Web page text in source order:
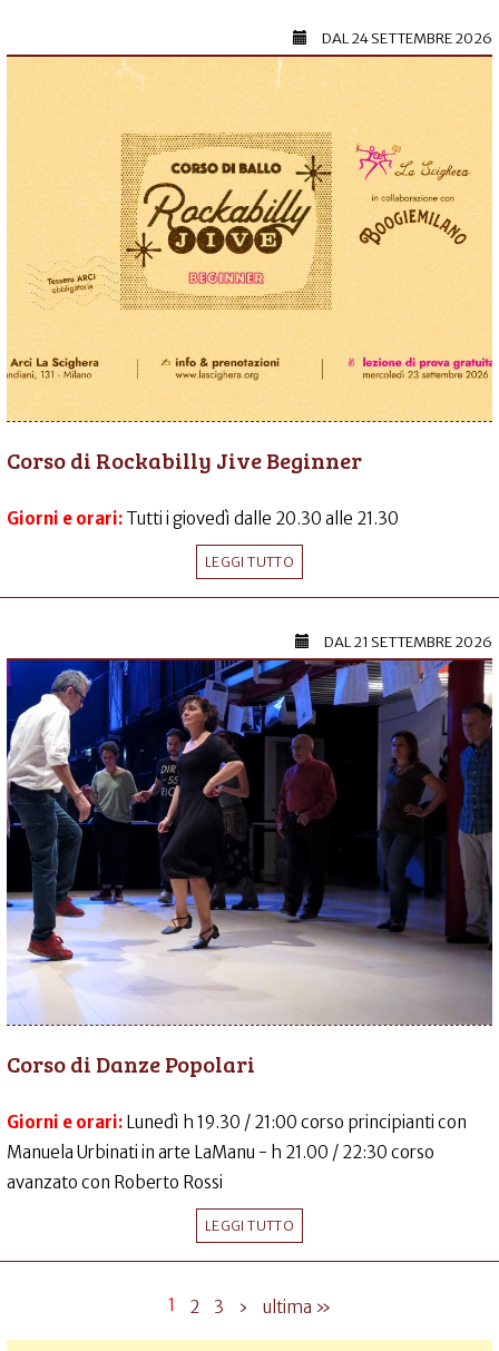
DAL24 SETTEMBRE 2026
Corso di Rockabilly Jive Beginner
Giorni e orari: Tutti i giovedì dalle 20.30 alle 21.30
LEGGI TUTTO
DAL21 SETTEMBRE 2026
Corso di Danze Popolari
Giorni e orari: Lunedì h 19.30 / 21:00 corso principianti con
Manuela Urbinati in arte LaManu - h 21.00 / 22:30 corso
avanzato con Roberto Rossi
LEGGI TUTTO
1 2 3 › ultima »